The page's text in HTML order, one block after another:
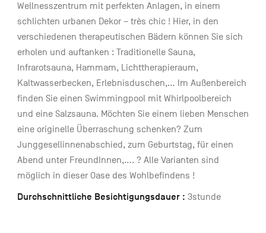
Wellnesszentrum mit perfekten Anlagen, in einem
schlichten urbanen Dekor – très chic ! Hier, in den
verschiedenen therapeutischen Bädern können Sie sich
erholen und auftanken : Traditionelle Sauna,
Infrarotsauna, Hammam, Lichttherapieraum,
Kaltwasserbecken, Erlebnisduschen,… Im Außenbereich
finden Sie einen Swimmingpool mit Whirlpoolbereich
und eine Salzsauna. Möchten Sie einem lieben Menschen
eine originelle Überraschung schenken? Zum
Junggesellinnenabschied, zum Geburtstag, für einen
Abend unter FreundInnen,…. ? Alle Varianten sind
möglich in dieser Oase des Wohlbefindens !
Durchschnittliche Besichtigungsdauer : 3stunde